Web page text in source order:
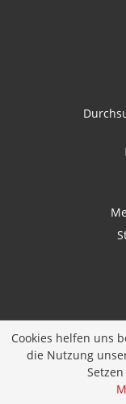
Cookies helfen uns
die Nutzung